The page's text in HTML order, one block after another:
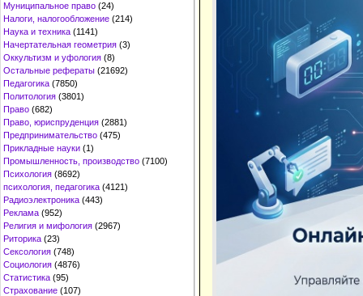
Муниципальное право (24)
Налоги, налогообложение (214)
Наука и техника (1141)
Начертательная геометрия (3)
Оккультизм и уфология (8)
Остальные рефераты (21692)
Педагогика (7850)
Политология (3801)
Право (682)
Право, юриспруденция (2881)
Предпринимательство (475)
Прикладные науки (1)
Промышленность, производство (7100)
Психология (8692)
психология, педагогика (4121)
Радиоэлектроника (443)
Реклама (952)
Религия и мифология (2967)
Риторика (23)
Сексология (748)
Социология (4876)
Статистика (95)
Страхование (107)